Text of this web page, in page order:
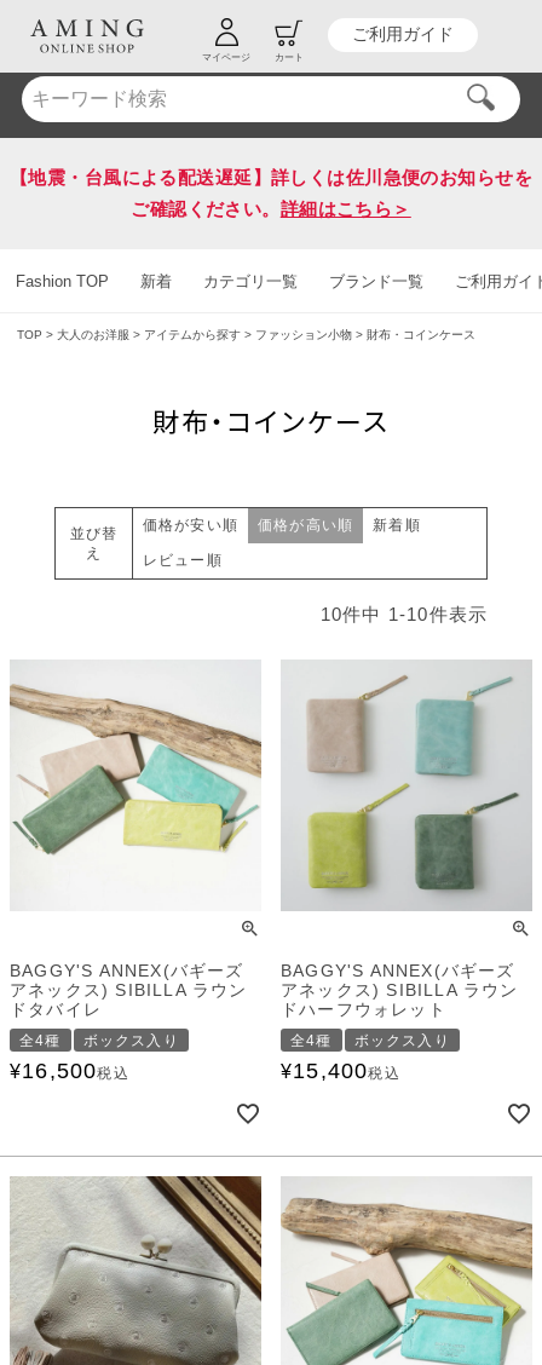
マイページ カート
ご利用ガイド
HOT KEY WORD #送料無料
【地震・台風による配送遅延】詳しくは佐川急便のお知らせを
ご確認ください。 詳細はこちら＞
Fashion TOP 新着 カテゴリ一覧 ブランド一覧 ご利用ガイ
TOP 大人のお洋服 アイテムから探す ファッション小物 財布・コインケース
財布・コインケース
並び替
え
価格が安い順 価格が高い順 新着順
レビュー順
10件中 1 -10件表示
BAGGY'S ANNEX(バギーズ
アネックス) SIBILLA ラウン
ドタバイレ
全4種 ボックス入り
¥16,500税込
BAGGY'S ANNEX(バギーズ
アネックス) SIBILLA ラウン
ドハーフウォレット
全4種 ボックス入り
¥15,400税込